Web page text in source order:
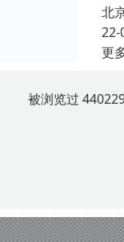
北
22-
更
被浏览过